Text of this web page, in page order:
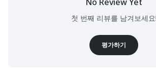
첫 번째 리뷰를 남겨보세요!
평가하기